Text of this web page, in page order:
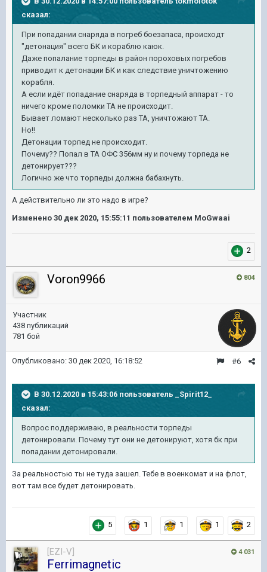
сказал:
При попадании снаряда в погреб боезапаса, происходт
"детонация" всего БК и кораблю каюк.
Даже попалание торпеды в район пороховых погребов
приводит к детонации БК и как следствие уничтожению
корабля.
А если идёт попадание снаряда в торпедный аппарат - то
ничего кроме поломки ТА не происходит.
Бывает ломают несколько раз ТА, уничтожают ТА.
Но!!
Детонации торпед не происходит.
Почему?? Попал в ТА ОФС 356мм ну и почему торпеда не
детонирует???
Логично же что торпеды должна бабахнуть.
А действительно ли это надо в игре?
Изменено 30 дек 2020, 15:55:11 пользователем MoGwaai
2
804
Voron9966
Участник
438 публикаций
781 бой
#6
Опубликовано: 30 дек 2020, 16:18:52
В 30.12.2020 в 15:43:06 пользователь
_Spirit12_
сказал:
Вопрос поддерживаю, в реальности торпеды
детонировали. Почему тут они не детонируют, хотя бк при
попадании детонировали.
За реальностью ты не туда зашел. Тебе в военкомат и на флот,
вот там все будет детонировать.
5 1 1 1 2
4 031
[EZI-V]
Ferrimagnetic